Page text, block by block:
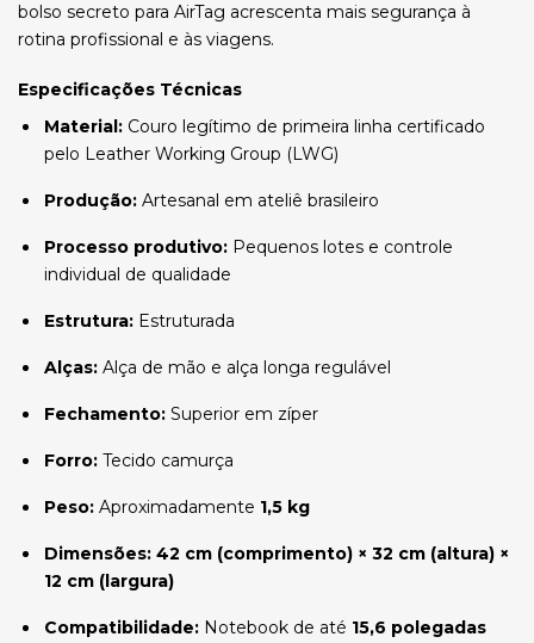
bolso secreto para AirTag acrescenta mais segurança à
rotina profissional e às viagens.
Especificações Técnicas
Material: Couro legítimo de primeira linha certificado
pelo Leather Working Group (LWG)
Produção: Artesanal em ateliê brasileiro
Processo produtivo: Pequenos lotes e controle
individual de qualidade
Estrutura: Estruturada
Alças: Alça de mão e alça longa regulável
Fechamento: Superior em zíper
Forro: Tecido camurça
Peso: Aproximadamente 1,5 kg
Dimensões: 42 cm (comprimento) × 32 cm (altura) ×
12 cm (largura)
Compatibilidade: Notebook de até 15,6 polegadas